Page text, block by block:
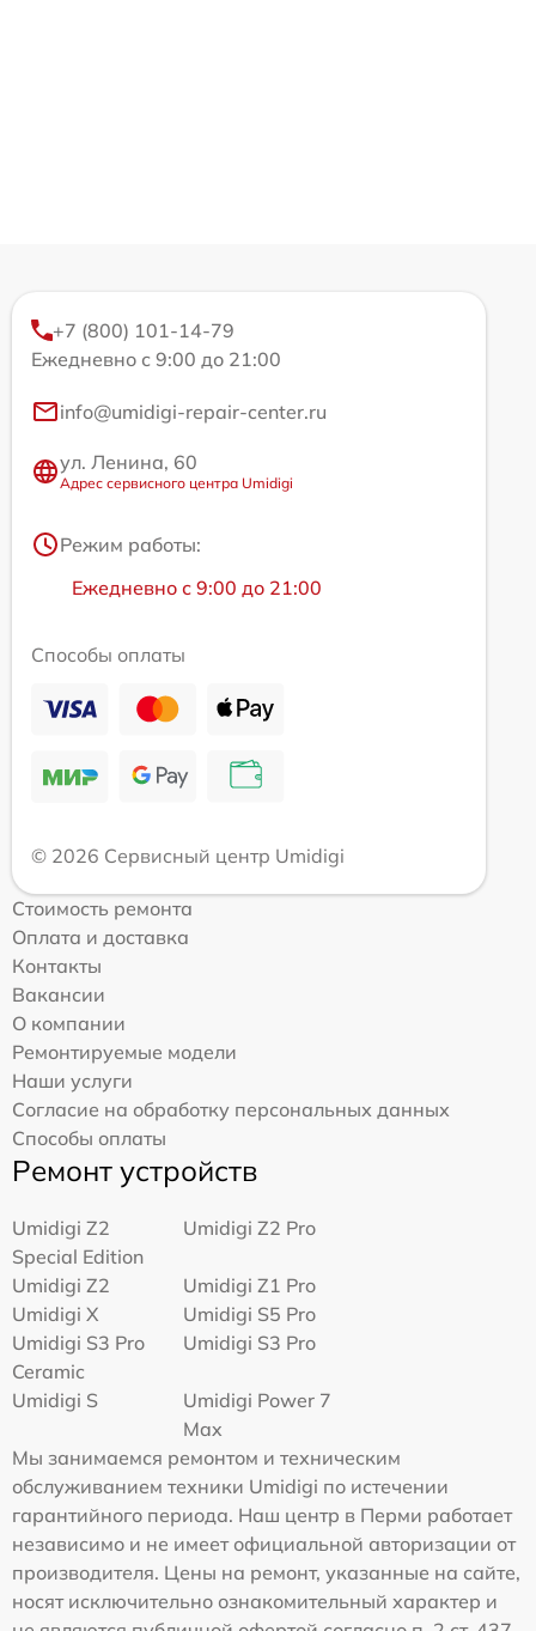
+7 (800) 101-14-79
Ежедневно с 9:00 до 21:00
info@umidigi-repair-center.ru
ул. Ленина, 60
Адрес сервисного центра Umidigi
Режим работы:
Ежедневно с 9:00 до 21:00
Способы оплаты
© 2026 Сервисный центр Umidigi
Стоимость ремонта
Оплата и доставка
Контакты
Вакансии
О компании
Ремонтируемые модели
Наши услуги
Согласие на обработку персональных данных
Способы оплаты
Ремонт устройств
Umidigi Z2
Special Edition
Umidigi Z2 Pro
Umidigi Z2
Umidigi Z1 Pro
Umidigi X
Umidigi S5 Pro
Umidigi S3 Pro
Ceramic
Umidigi S3 Pro
Umidigi S
Umidigi Power 7
Max
Мы занимаемся ремонтом и техническим
обслуживанием техники Umidigi по истечении
гарантийного периода. Наш центр в Перми работает
независимо и не имеет официальной авторизации от
производителя. Цены на ремонт, указанные на сайте,
носят исключительно ознакомительный характер и